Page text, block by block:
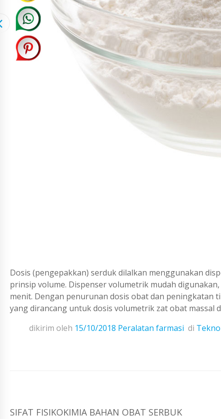
Dosis (pengepakkan) serduk dilalkan menggunakan
prinsip volume. Dispenser volumetrik mudah
menit. Dengan penurunan dosis obat dan peningkatan
yang dirancang untuk dosis volumetrik zat obat massal
dikirim oleh 15/10/2018 Peralatan farmasi di
SIFAT FISIKOKIMIA BAHAN OBAT SERBUK